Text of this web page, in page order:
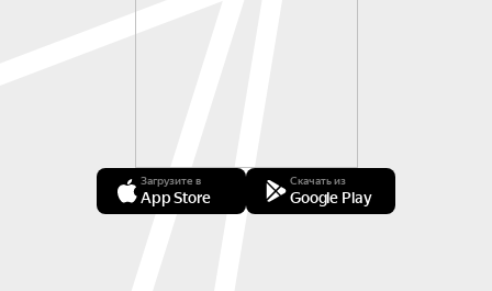
Загрузите в
App Store
Скачать из
Google Play